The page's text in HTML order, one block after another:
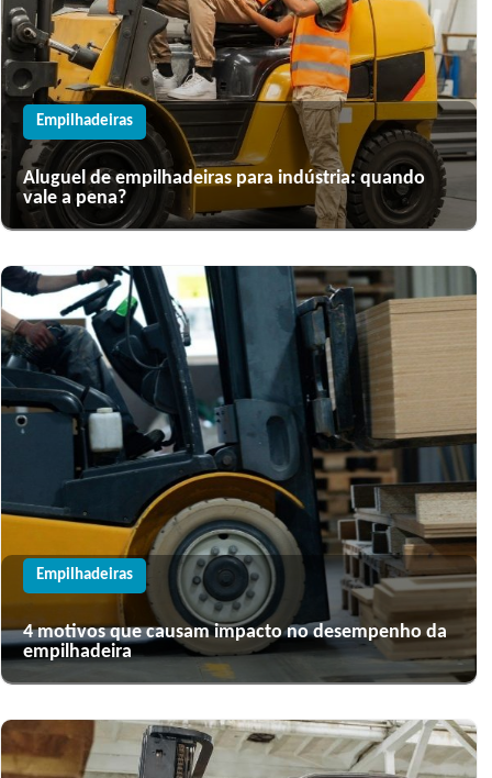
Empilhadeiras
Aluguel de empilhadeiras para indústria: quando
vale a pena?
Empilhadeiras
4 motivos que causam impacto no desempenho da
empilhadeira